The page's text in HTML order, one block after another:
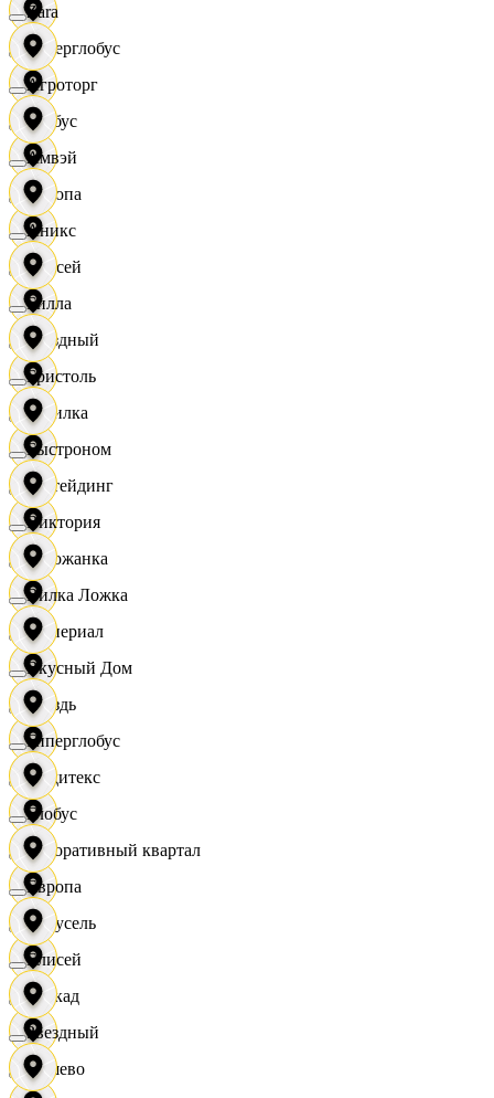
Гиперглобус
Глобус
Европа
Елисей
Звездный
Горилка
Ижтейдинг
Горожанка
Империал
Гроздь
Индитекс
Декоративный квартал
Карусель
Каскад
Дёшево
Zara
Агроторг
Амвэй
Аникс
Билла
Бристоль
Быстроном
Виктория
Вилка Ложка
Вкусный Дом
Гиперглобус
Глобус
Европа
Елисей
Звездный